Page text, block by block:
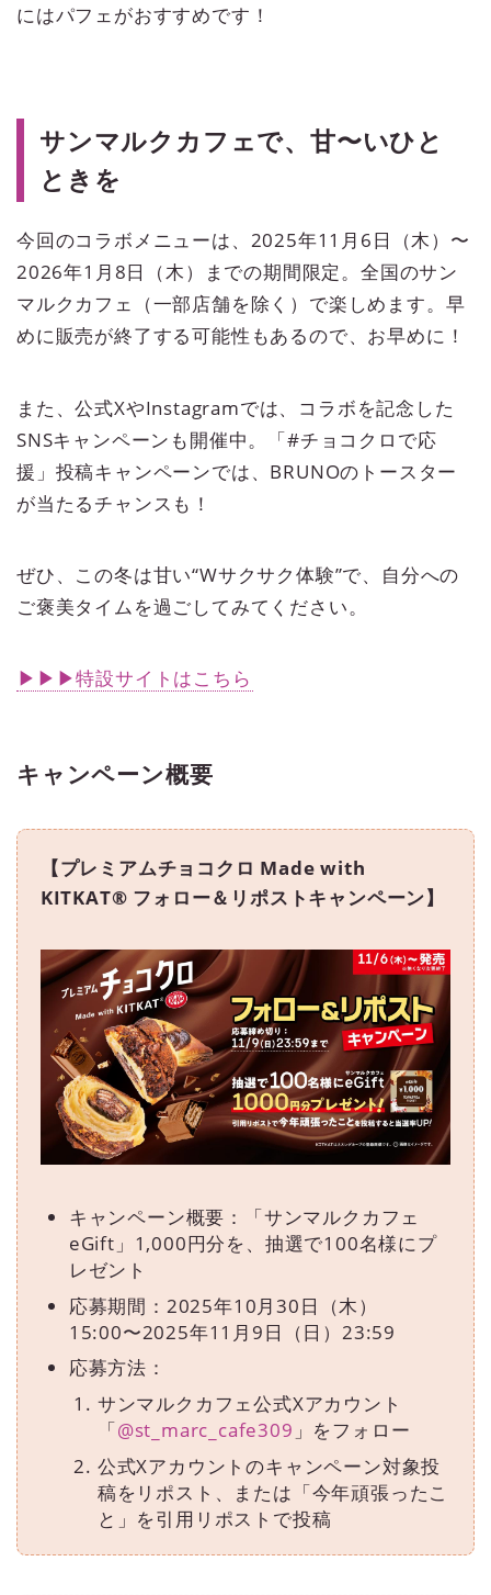
にはパフェがおすすめです！
サンマルクカフェで、甘〜いひと
ときを
今回のコラボメニューは、2025年11月6日（木）〜
2026年1月8日（木）までの期間限定。全国のサン
マルクカフェ（一部店舗を除く）で楽しめます。早
めに販売が終了する可能性もあるので、お早めに！
また、公式XやInstagramでは、コラボを記念した
SNSキャンペーンも開催中。「#チョコクロで応
援」投稿キャンペーンでは、BRUNOのトースター
が当たるチャンスも！
ぜひ、この冬は甘い“Wサクサク体験”で、自分への
ご褒美タイムを過ごしてみてください。
▶▶▶特設サイトはこちら
キャンペーン概要
【プレミアムチョコクロ Made with
KITKAT® フォロー＆リポストキャンペーン】
キャンペーン概要：「サンマルクカフェ
eGift」1,000円分を、抽選で100名様にプ
レゼント
応募期間：2025年10⽉30⽇（⽊）
15:00〜2025年11⽉9⽇（⽇）23:59
応募⽅法：
サンマルクカフェ公式Xアカウント
「@st_marc_cafe309 」をフォロー
公式Xアカウントのキャンペーン対象投
稿をリポスト、または「今年頑張ったこ
と」を引⽤リポストで投稿